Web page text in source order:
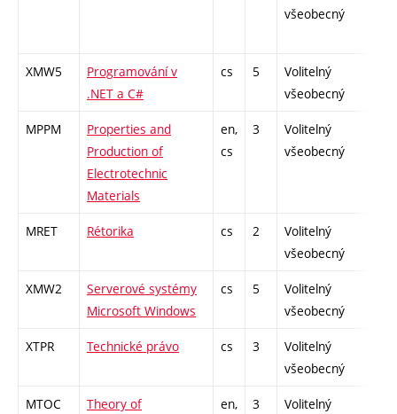
všeobecný
XMW5
Programování v
.NET a C#
cs 5
Volitelný
všeobecný
MPPM
Properties and
Production of
Electrotechnic
Materials
en,
cs
3
Volitelný
všeobecný
MRET Rétorika cs 2
Volitelný
všeobecný
XMW2
Serverové systémy
Microsoft Windows
cs 5
Volitelný
všeobecný
XTPR Technické právo cs 3
Volitelný
všeobecný
MTOC
Theory of
en,
3
Volitelný